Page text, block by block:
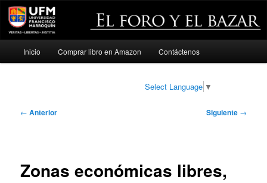
Ir
Inicio Comprar libro en Amazon Contáctenos
Select Language ▼
Navegación
← Anterior Siguiente →
Zonas económicas libres,